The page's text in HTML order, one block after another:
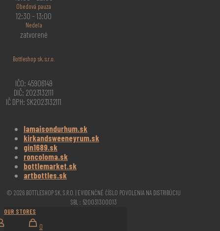
Obedová pauza
12:30 – 13:00
Nedeľa
zatvorené
Bottleshop sk, s.r.o.
IČO: 45906149
DIČ: 2023132111
IČ DPH: SK2023132111
lamaisondurhum.sk
kirkandsweeneyrum.sk
gin1689.sk
roncoloma.sk
bottlemarket.sk
artbottles.sk
© 2026 BOTTLESHOP SK, S.R.O. | EVIDENČNÉ ČÍSLO POVOLENIA NA DISTRIBÚCIU
SBL : 520031300013
OUR STORES
0